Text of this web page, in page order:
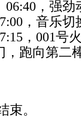
06:40 ，强
，音乐
， 001号
，跑向第二
束。